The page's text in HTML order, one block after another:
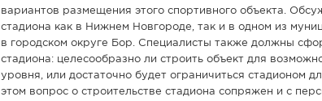
вариантов размещения этого спортивного объекта.
стадиона как в Нижнем Новгороде, так и в одном из
в городском округе Бор. Специалисты также должны
стадиона: целесообразно ли строить объект для
уровня, или достаточно будет ограничиться стадионом
этом вопрос о строительстве стадиона сопряжен и с